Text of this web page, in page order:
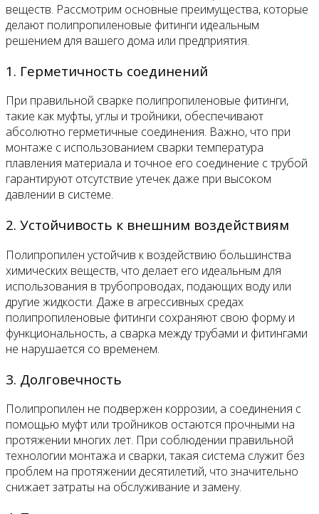
веществ. Рассмотрим основные преимущества, которые
делают полипропиленовые фитинги идеальным
решением для вашего дома или предприятия.
1. Герметичность соединений
При правильной сварке полипропиленовые фитинги,
такие как муфты, углы и тройники, обеспечивают
абсолютно герметичные соединения. Важно, что при
монтаже с использованием сварки температура
плавления материала и точное его соединение с трубой
гарантируют отсутствие утечек даже при высоком
давлении в системе.
2. Устойчивость к внешним воздействиям
Полипропилен устойчив к воздействию большинства
химических веществ, что делает его идеальным для
использования в трубопроводах, подающих воду или
другие жидкости. Даже в агрессивных средах
полипропиленовые фитинги сохраняют свою форму и
функциональность, а сварка между трубами и фитингами
не нарушается со временем.
3. Долговечность
Полипропилен не подвержен коррозии, а соединения с
помощью муфт или тройников остаются прочными на
протяжении многих лет. При соблюдении правильной
технологии монтажа и сварки, такая система служит без
проблем на протяжении десятилетий, что значительно
снижает затраты на обслуживание и замену.